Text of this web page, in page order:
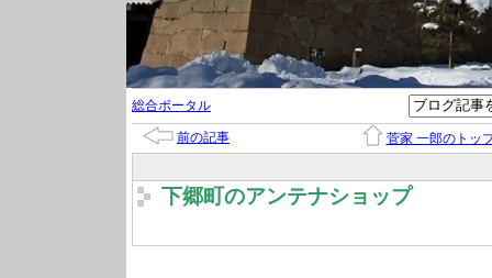
総合ポータル
前の記事 菅家 一郎のトッ
下郷町のアンテナショップ